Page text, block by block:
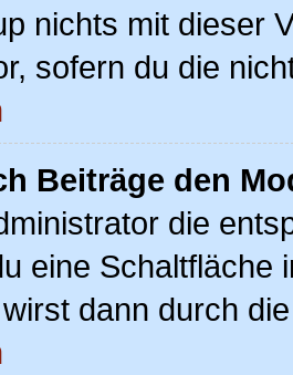
nichts mit dieser
sofern du die
Beiträge den
die
eine Schaltfläche
dann durch